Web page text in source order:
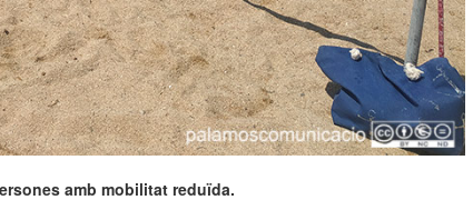
amb mobilitat reduïda.